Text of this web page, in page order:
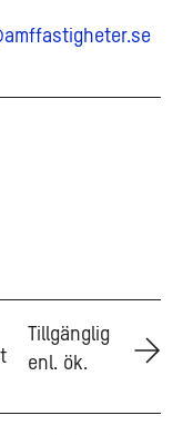
Tillgänglig
enl. ök.